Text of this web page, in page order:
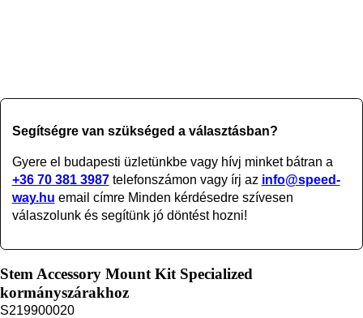
Segítségre van szükséged a választásban?
Gyere el budapesti üzletünkbe vagy hívj minket bátran a
+36 70 381 3987telefonszámon vagy írj az info@speed-
way.hu email címre Minden kérdésedre szívesen
válaszolunk és segítünk jó döntést hozni!
Stem Accessory Mount Kit Specialized
kormányszárakhoz
S219900020